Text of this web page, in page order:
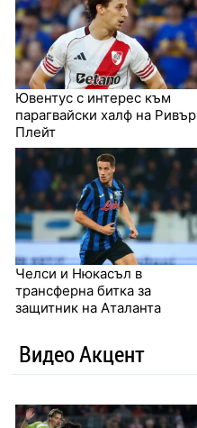
Ювентус с интерес към
парагвайски халф на Ривър
Плейт
Челси и Нюкасъл в
трансферна битка за
защитник на Аталанта
Видео Акцент